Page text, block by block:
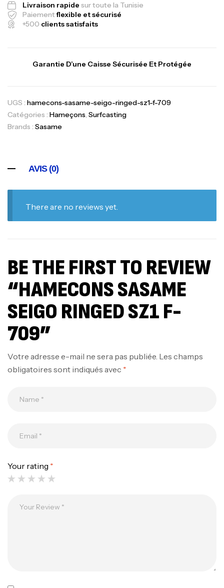
Livraison rapide sur toute la Tunisie
Paiementflexible et sécurisé
+500 clients satisfaits
Garantie D’une Caisse Sécurisée Et Protégée
UGS : hamecons-sasame-seigo-ringed-sz1-f-709
Catégories : Hameçons, Surfcasting
Brands : Sasame
AVIS (0)
There are no reviews yet.
BE THE FIRST TO REVIEW
“HAMECONS SASAME
SEIGO RINGED SZ1 F-
709”
Votre adresse e-mail ne sera pas publiée. Les champs
obligatoires sont indiqués avec *
Your rating *
Expanded